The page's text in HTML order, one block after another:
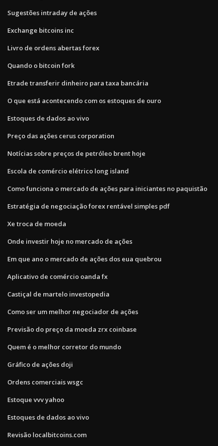
Sugestões intraday de ações
Exchange bitcoins inc
Livro de ordens abertas forex
Quando o bitcoin fork
Etrade transferir dinheiro para taxa bancária
O que está acontecendo com os estoques de ouro
Estoques de dados ao vivo
Preço das ações cerus corporation
Notícias sobre preços de petróleo brent hoje
Escola de comércio elétrico long island
Como funciona o mercado de ações para iniciantes no paquistão
Estratégia de negociação forex rentável simples pdf
Xe troca de moeda
Onde investir hoje no mercado de ações
Em que ano o mercado de ações dos eua quebrou
Aplicativo de comércio oanda fx
Castiçal de martelo investopedia
Como ser um melhor negociador de ações
Previsão do preço da moeda zrx coinbase
Quem é o melhor corretor do mundo
Gráfico de ações doji
Ordens comerciais wsgc
Estoque vvv yahoo
Estoques de dados ao vivo
Revisão localbitcoins.com